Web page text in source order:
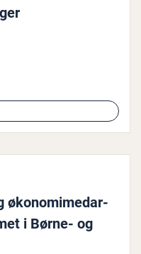
øko­no­mi­me­d­ar­
i Børne- og